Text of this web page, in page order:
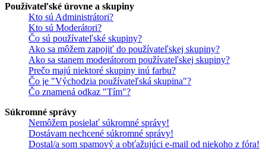
Používateľské úrovne a skupiny
Kto sú Administrátori?
Kto sú Moderátori?
Čo sú používateľské skupiny?
Ako sa môžem zapojiť do používateľskej skupiny?
Ako sa stanem moderátorom používateľskej skupiny?
Prečo majú niektoré skupiny inú farbu?
Čo je "Východzia používateľská skupina"?
Čo znamená odkaz "Tím"?
Súkromné správy
Nemôžem posielať súkromné správy!
Dostávam nechcené súkromné správy!
Dostal/a som spamový a obťažujúci e-mail od niekoho z fóra!